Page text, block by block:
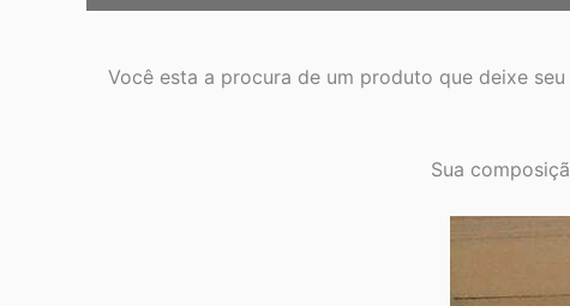
Você esta a procura de um produto que deixe seu
Sua